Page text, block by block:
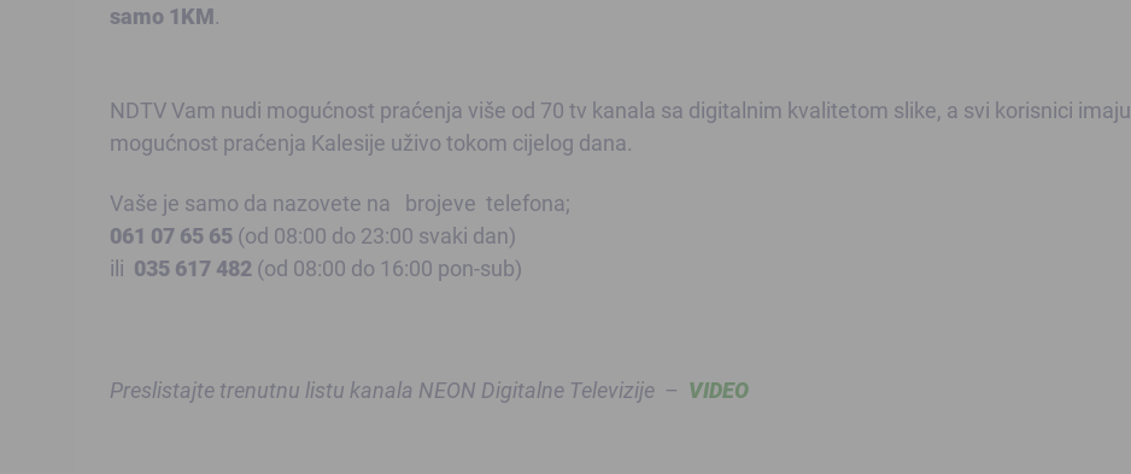
samo 1KM.
NDTV Vam nudi mogućnost praćenja više od 70 tv kanala sa digitalnim kvalitetom slike, a svi korisnici imaju
mogućnost praćenja Kalesije uživo tokom cijelog dana.
Vaše je samo da nazovete na brojeve telefona;
061 07 65 65 (od 08:00 do 23:00 svaki dan)
ili 035 617 482 (od 08:00 do 16:00 pon-sub)
Preslistajte trenutnu listu kanala NEON Digitalne Televizije – VIDEO